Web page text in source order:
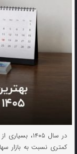
در سال ۱۴۰۵،
کمتری نسبت به بازار